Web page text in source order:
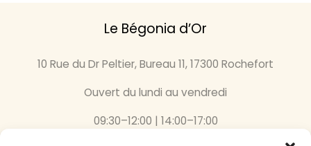
Le Bégonia d’Or
10 Rue du Dr Peltier, Bureau 11, 17300 Rochefort
Ouvert du lundi au vendredi
09:30–12:00 | 14:00–17:00